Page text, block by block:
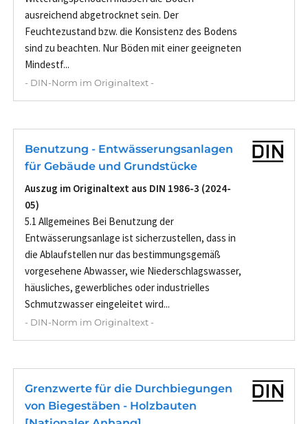
ausreichend abgetrocknet sein. Der
Feuchtezustand bzw. die Konsistenz des Bodens
sind zu beachten. Nur Böden mit einer geeigneten
Mindestf...
- DIN-Norm im Originaltext -
Benutzung - Entwässerungsanlagen
für Gebäude und Grundstücke
Auszug im Originaltext aus DIN 1986-3 (2024-
05)
5.1 Allgemeines Bei Benutzung der
Entwässerungsanlage ist sicherzustellen, dass in
die Ablaufstellen nur das bestimmungsgemäß
vorgesehene Abwasser, wie Niederschlagswasser,
häusliches, gewerbliches oder industrielles
Schmutzwasser eingeleitet wird...
- DIN-Norm im Originaltext -
Grenzwerte für die Durchbiegungen
von Biegestäben - Holzbauten